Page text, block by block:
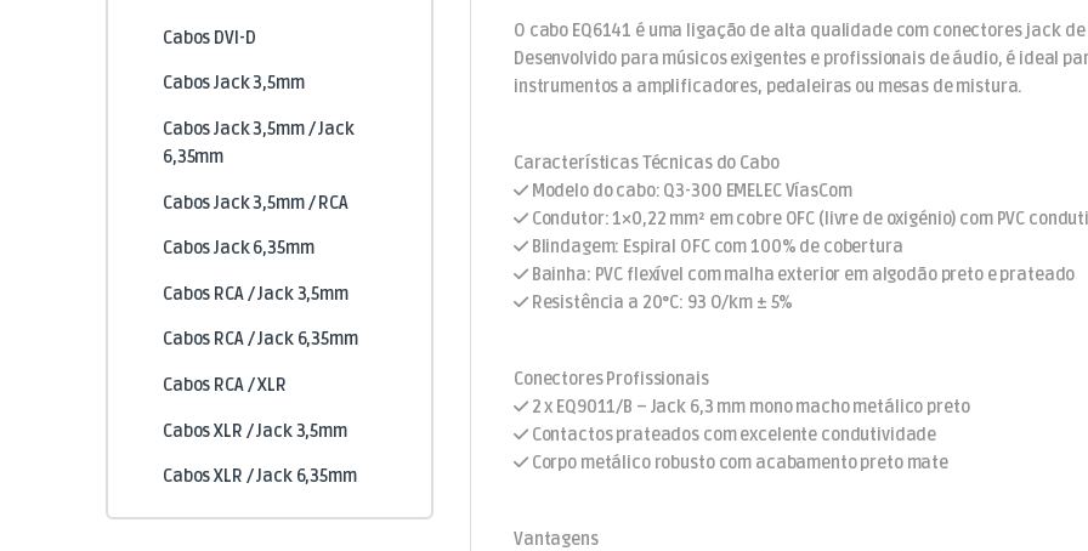
O cabo EQ6141 é uma ligação de alta qualidade com conectores jack
Desenvolvido para músicos exigentes e profissionais de áudio, é ideal
instrumentos a amplificadores, pedaleiras ou mesas de mistura.
Características Técnicas do Cabo
Modelo do cabo: Q3-300 EMELEC VíasCom
Condutor: 1×0,22 mm² em cobre OFC (livre de oxigénio) com PVC
Blindagem: Espiral OFC com 100% de cobertura
Bainha: PVC flexível com malha exterior em algodão preto e prateado
Resistência a 20°C: 93 O/km ± 5%
Conectores Profissionais
2 x EQ9011/B – Jack 6,3 mm mono macho metálico preto
Contactos prateados com excelente condutividade
Corpo metálico robusto com acabamento preto mate
Vantagens
Cabos DVI-D
Cabos Jack 3,5mm
Cabos Jack 3,5mm / Jack
6,35mm
Cabos Jack 3,5mm / RCA
Cabos Jack 6,35mm
Cabos RCA / Jack 3,5mm
Cabos RCA / Jack 6,35mm
Cabos RCA / XLR
Cabos XLR / Jack 3,5mm
Cabos XLR / Jack 6,35mm